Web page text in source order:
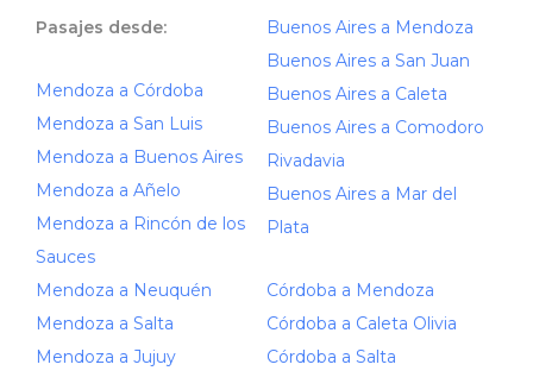
Pasajes desde:
Mendoza a Córdoba
Mendoza a San Luis
Mendoza a Buenos Aires
Mendoza a Añelo
Mendoza a Rincón de los
Sauces
Mendoza a Neuquén
Mendoza a Salta
Mendoza a Jujuy
Buenos Aires a Mendoza
Buenos Aires a San Juan
Buenos Aires a Caleta
Buenos Aires a Comodoro
Rivadavia
Buenos Aires a Mar del
Plata
Córdoba a Mendoza
Córdoba a Caleta Olivia
Córdoba a Salta